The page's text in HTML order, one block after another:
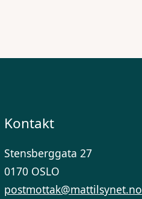
Kontakt
Stensberggata 27
0170 OSLO
postmottak@mattilsynet.no